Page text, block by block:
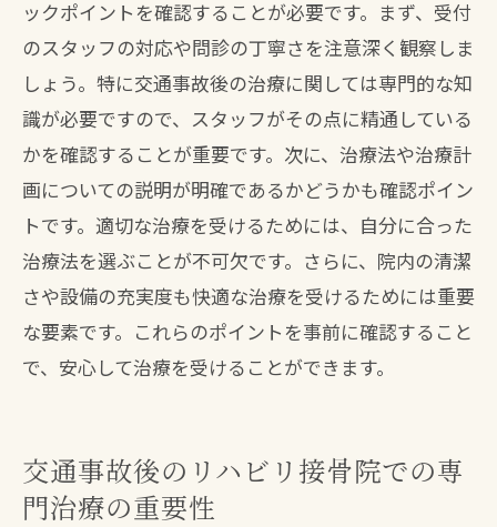
ックポイントを確認することが必要です。まず、受付
のスタッフの対応や問診の丁寧さを注意深く観察しま
しょう。特に交通事故後の治療に関しては専門的な知
識が必要ですので、スタッフがその点に精通している
かを確認することが重要です。次に、治療法や治療計
画についての説明が明確であるかどうかも確認ポイン
トです。適切な治療を受けるためには、自分に合った
治療法を選ぶことが不可欠です。さらに、院内の清潔
さや設備の充実度も快適な治療を受けるためには重要
な要素です。これらのポイントを事前に確認すること
で、安心して治療を受けることができます。
交通事故後のリハビリ接骨院での専
門治療の重要性